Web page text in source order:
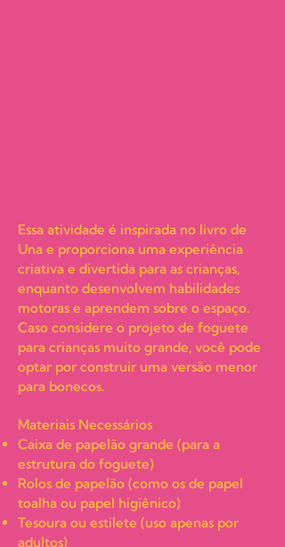
Essa atividade é inspirada no livro de
Una e proporciona uma experiência
criativa e divertida para as crianças,
enquanto desenvolvem habilidades
motoras e aprendem sobre o espaço.
Caso considere o projeto de foguete
para crianças muito grande, você pode
optar por construir uma versão menor
para bonecos.
Materiais Necessários
Caixa de papelão grande (para a
estrutura do foguete)
Rolos de papelão (como os de papel
toalha ou papel higiênico)
Tesoura ou estilete (uso apenas por
adultos)